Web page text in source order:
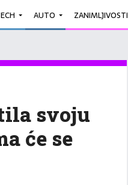
AUTO ZANIMLJIVOSTI
svoju
će se